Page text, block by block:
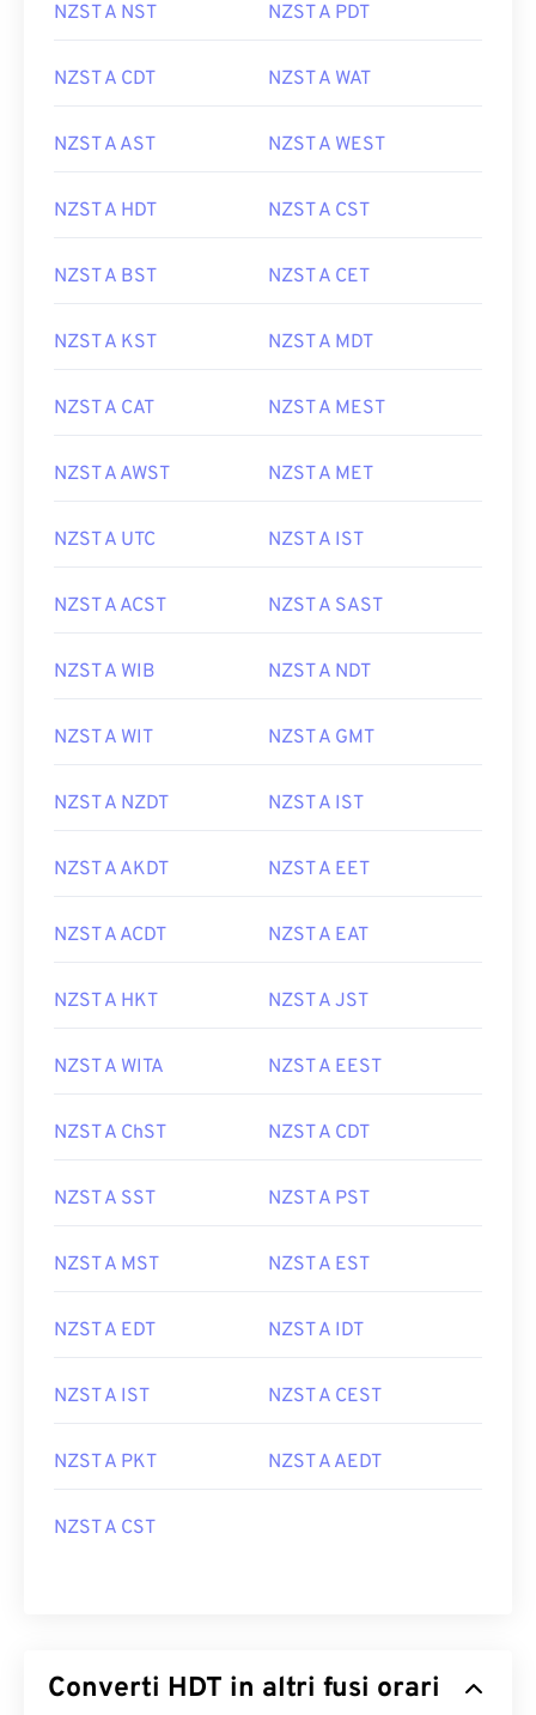
NZST A NST NZST A PDT
NZST A CDT NZST A WAT
NZST A AST NZST A WEST
NZST A HDT NZST A CST
NZST A BST NZST A CET
NZST A KST NZST A MDT
NZST A CAT NZST A MEST
NZST A AWST NZST A MET
NZST A UTC NZST A IST
NZST A ACST NZST A SAST
NZST A WIB NZST A NDT
NZST A WIT NZST A GMT
NZST A NZDT NZST A IST
NZST A AKDT NZST A EET
NZST A ACDT NZST A EAT
NZST A HKT NZST A JST
NZST A WITA NZST A EEST
NZST A ChST NZST A CDT
NZST A SST NZST A PST
NZST A MST NZST A EST
NZST A EDT NZST A IDT
NZST A IST NZST A CEST
NZST A PKT NZST A AEDT
NZST A CST
Converti HDT in altri fusi orari